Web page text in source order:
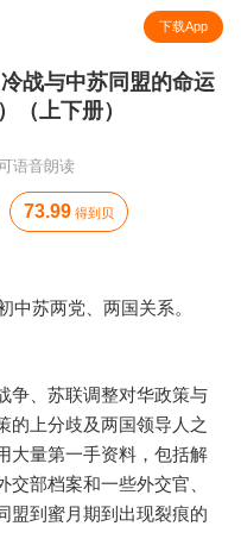
下载App
战与中苏同盟的命运
（上下册）
语音朗读
73.99 得到贝
中苏两党、两国关系。
争、苏联调整对华政策与
的上分歧及两国领导人之
大量第一手资料，包括解
部档案和一些外交官、
盟到蜜月期到出现裂痕的